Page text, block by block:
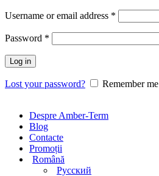
Username or email address *
Password *
Log in
Lost your password? Remember me
Despre Amber-Term
Blog
Contacte
Promoții
Română
Русский